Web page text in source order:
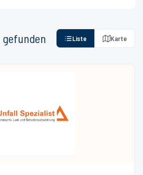
gefunden Liste Karte